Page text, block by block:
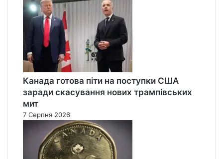
Канада готова піти на поступки США
заради скасування нових трампівських
мит
7 Серпня 2026